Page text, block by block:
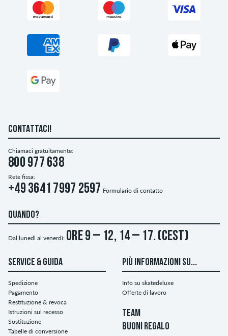
CONTATTACI!
Chiamaci gratuitamente:
800 977 638
Rete fissa:
+49 3641 7997 2597 Formulario di contatto
QUANDO?
Dal lunedì al venerdì: ore 9 – 12, 14 – 17. (CEST)
SERVICE & GUIDA
Spedizione
Pagamento
Restituzione & revoca
Istruzioni sul recesso
Sostituzione
Tabelle di conversione
PIÙ INFORMAZIONI SU...
Info su skatedeluxe
Offerte di lavoro
TEAM
BUONI REGALO